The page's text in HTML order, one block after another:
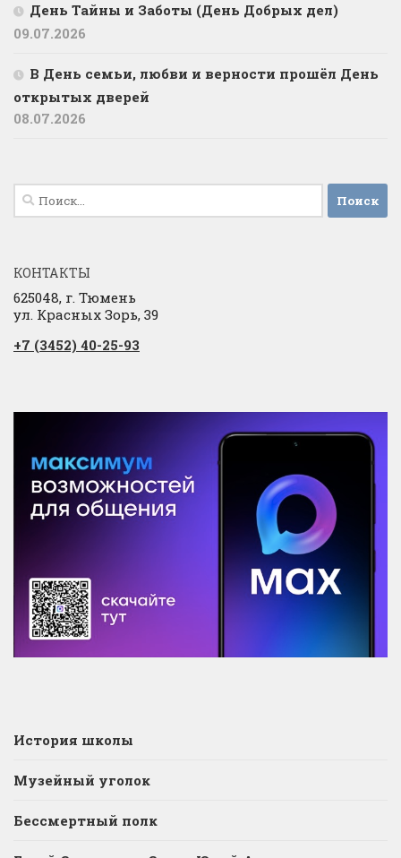
День Тайны и Заботы (День Добрых дел)
09.07.2026
В День семьи, любви и верности прошёл День
открытых дверей
08.07.2026
Найти:
КОНТАКТЫ
625048, г. Тюмень
ул. Красных Зорь, 39
+7 (3452) 40-25-93
История школы
Музейный уголок
Бессмертный полк